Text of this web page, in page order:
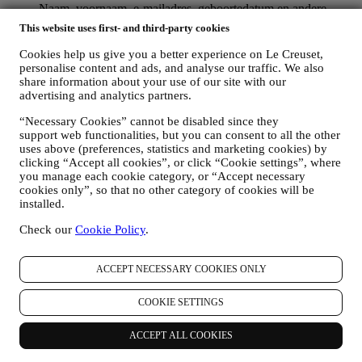
This website uses first- and third-party cookies
Cookies help us give you a better experience on Le Creuset,
personalise content and ads, and analyse our traffic. We also
share information about your use of our site with our
advertising and analytics partners.
“Necessary Cookies” cannot be disabled since they
support web functionalities, but you can consent to all the other
uses above (preferences, statistics and marketing cookies) by
clicking “Accept all cookies”, or click “Cookie settings”, where
you manage each cookie category, or “Accept necessary
cookies only”, so that no other category of cookies will be
installed.
Check our Cookie Policy.
ACCEPT NECESSARY COOKIES ONLY
COOKIE SETTINGS
ACCEPT ALL COOKIES
Naam, voornaam, e-mailadres, geboortedatum en andere
contactgegevens (adres, telefoonnummer), om een Le
Creuset-account aan te maken of als gastgebruiker te kopen,
of om u aan te melden voor onze marketingcommunicatie
online of in onze winkels;
uw aankoopgegevens, bijvoorbeeld datum en tijdstip van
aankoop, leveringsgegevens, product- en betalingsgegevens,
gegevens over uw online browsegeschiedenis (bv. online-
identificatienummers - zoals uw IP-adres, browserversie,
besturingssysteem, duur van het bezoek, terugkerende
gebruiker, geografische oorsprong), verzameld tijdens uw
bezoeken aan de Website (ongeacht of u een geregistreerde
gebruiker bent of niet), door gebruik te maken van logs en/of
traceringstechnologieën zoals “cookies” (voor informatie over
het verzamelen van gegevens door middel van cookies, zie
advertenties, of voor onze statistische analyse; in de meeste
gevallen zullen we u niet kunnen identificeren aan de hand
van deze technische informatie.
uw feedback, verzoeken, klachten, vragen of interacties met
ons (bijvoorbeeld uw berichten, chats, berichten op sociale
media, e-mails of telefoontjes).